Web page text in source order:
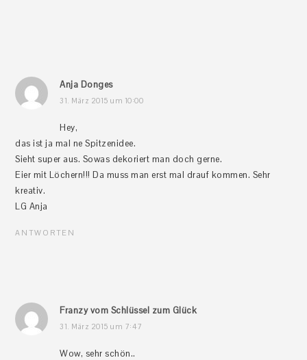
Anja Donges
31. März 2015 um 10:00
Hey,
das ist ja mal ne Spitzenidee.
Sieht super aus. Sowas dekoriert man doch gerne.
Eier mit Löchern!!! Da muss man erst mal drauf kommen. Sehr
kreativ.
LG Anja
ANTWORTEN
Franzy vom Schlüssel zum Glück
31. März 2015 um 7:47
Wow, sehr schön..